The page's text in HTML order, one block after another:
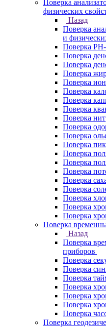
Поверка
физических
Назад
Поверка
и
Поверка
Поверка
Поверка
Поверка
Поверка
Поверка
Поверка
Поверка
Поверка
Поверка
Поверка
Поверка
Поверка
Поверка
Поверка
Поверка
Поверка
Поверка
Поверка
Поверка
Поверка
Назад
Поверка
приборов
Поверка
Поверка
Поверка
Поверка
Поверка
Поверка
Поверка
Поверка